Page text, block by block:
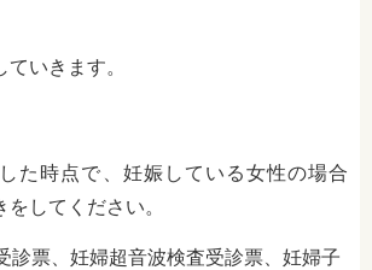
いきます。
た時点で、妊娠している女性の場合
してください。
診票、妊婦超音波検査受診票、妊婦子